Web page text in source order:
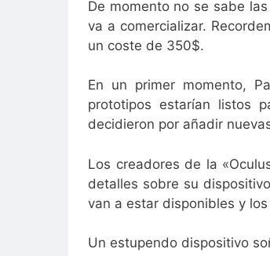
De momento no se sabe
va a comercializar.
un coste de 350$.
En un primer momento,
prototipos estarían listos
decidieron por añadir
Los creadores de la
detalles sobre su
van a estar disponibles y
Un estupendo dispositivo